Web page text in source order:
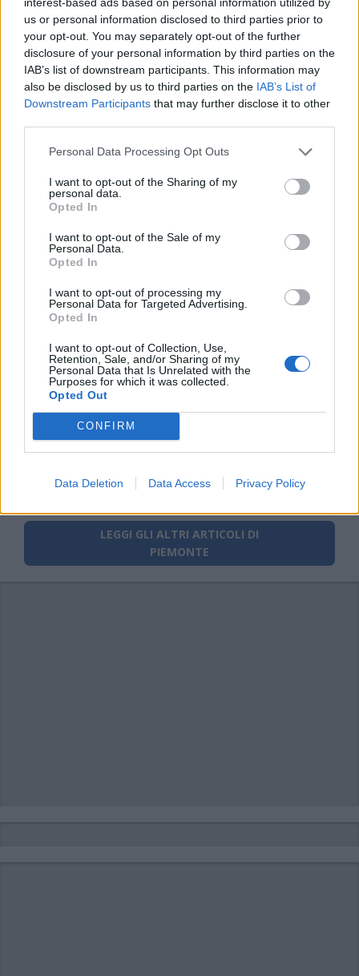
us or personal information disclosed to third parties prior to
your opt-out. You may separately opt-out of the further
disclosure of your personal information by third parties on the
IAB’s list of downstream participants. This information may
also be disclosed by us to third parties on the IAB’s List of
Downstream Participants that may further disclose it to other
Personal Data Processing Opt Outs
I want to opt-out of the Sharing of my
personal data.
Opted In
I want to opt-out of the Sale of my
Personal Data.
Opted In
I want to opt-out of processing my
Personal Data for Targeted Advertising.
Opted In
I want to opt-out of Collection, Use,
Retention, Sale, and/or Sharing of my
Personal Data that Is Unrelated with the
Purposes for which it was collected.
Opted Out
CONFIRM
Data Deletion Data Access Privacy Policy
Per questo motivo, spiega il comitato, i dati
verranno inviati all’Ires, che provvederà alla
redazione di un rapporto settimanale. A
carattere periodico tutti i componenti si
incontreranno per via telematica per
necessarie.
Via Confalonieri, 5
Castronno
diagosto
PIÙ INFORMAZIONI SU
piemonte
alberto cirio fabio carosso
LEGGI GLI ALTRI ARTICOLI DI
PIEMONTE